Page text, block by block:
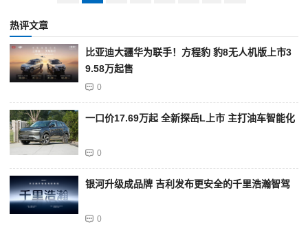
热评文章
比亚迪大疆华为联手！方程豹 豹8无人机版上市3
9.58万起售
0
一口价17.69万起 全新探岳L上市 主打油车智能化
0
银河升级成品牌 吉利发布更安全的千里浩瀚智驾
0